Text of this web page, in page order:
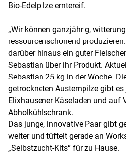
Bio-Edelpilze erntereif.
„Wir können ganzjährig,
ressourcenschonend
darüber hinaus ein guter
Sebastian über ihr Produkt.
Sebastian 25 kg in der Woche.
getrockneten Austernpilze gibt es
Elixhausener Käseladen und auf
Abholkühlschrank.
Das junge, innovative Paar gibt
weiter und tüftelt gerade an
„Selbstzucht-Kits“ für zu Hause.